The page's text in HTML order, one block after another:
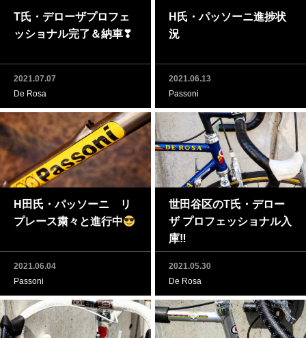
T氏・デローザプロフェ
ッショナル完了＆納車❣
2021.07.07
De Rosa
H氏・パッソーニ進捗状
況
2021.06.13
Passoni
H田氏・パッソーニ リ
プレース粛々と進行中
2021.06.04
Passoni
世田谷区のT氏・デロー
ザ プロフェッショナル入
庫‼
2021.05.30
De Rosa